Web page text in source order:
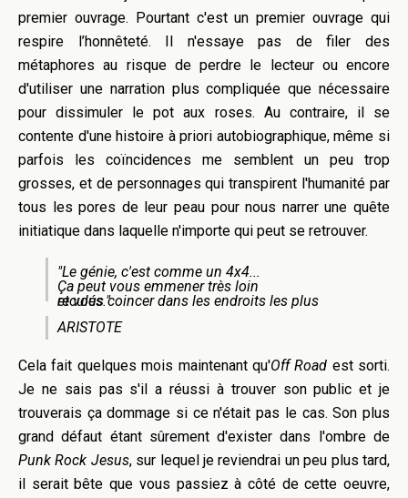
premier ouvrage. Pourtant c'est un premier ouvrage qui
respire l’honnêteté. Il n'essaye pas de filer des
métaphores au risque de perdre le lecteur ou encore
d'utiliser une narration plus compliquée que nécessaire
pour dissimuler le pot aux roses. Au contraire, il se
contente d'une histoire à priori autobiographique, même si
parfois les coïncidences me semblent un peu trop
grosses, et de personnages qui transpirent l'humanité par
tous les pores de leur peau pour nous narrer une quête
initiatique dans laquelle n'importe qui peut se retrouver.
"Le génie, c'est comme un 4x4...
Ça peut vous emmener très loin
et vous coincer dans les endroits les plus reculés."
ARISTOTE
Cela fait quelques mois maintenant qu'Off Road est sorti.
Je ne sais pas s'il a réussi à trouver son public et je
trouverais ça dommage si ce n'était pas le cas. Son plus
grand défaut étant sûrement d'exister dans l'ombre de
Punk Rock Jesus, sur lequel je reviendrai un peu plus tard,
il serait bête que vous passiez à côté de cette oeuvre,